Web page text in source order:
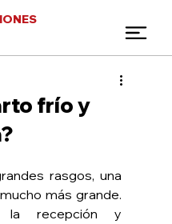
frío y
rasgos, una
más grande.
la recepción y